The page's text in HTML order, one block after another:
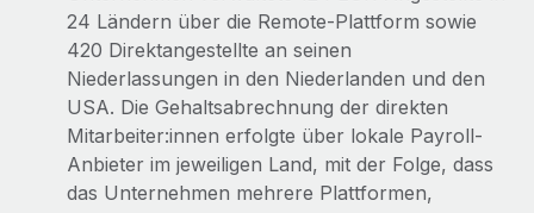
24 Ländern über die Remote-Plattform sowie
420 Direktangestellte an seinen
Niederlassungen in den Niederlanden und den
USA. Die Gehaltsabrechnung der direkten
Mitarbeiter:innen erfolgte über lokale Payroll-
Anbieter im jeweiligen Land, mit der Folge, dass
das Unternehmen mehrere Plattformen,